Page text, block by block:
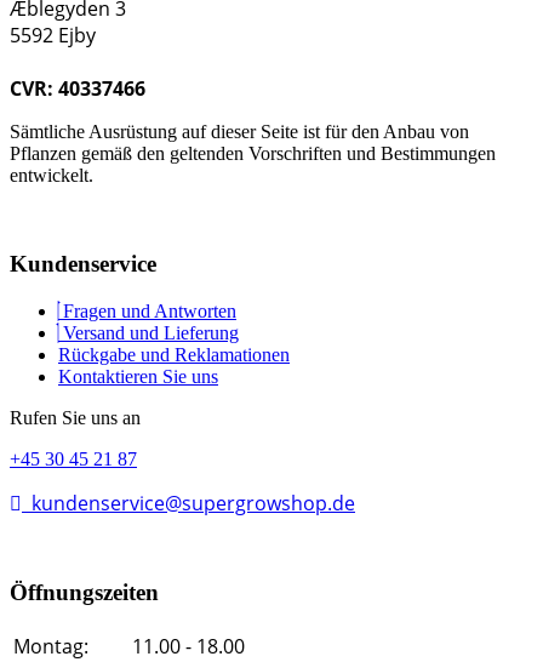
Æblegyden 3
5592 Ejby
CVR: 40337466
Sämtliche Ausrüstung auf dieser Seite ist für den Anbau von
Pflanzen gemäß den geltenden Vorschriften und Bestimmungen
entwickelt.
Kundenservice
Fragen und Antworten
Versand und Lieferung
Rückgabe und Reklamationen
Kontaktieren Sie uns
Rufen Sie uns an
+45 30 45 21 87
kundenservice@supergrowshop.de
Öffnungszeiten
Montag:
11.00 - 18.00